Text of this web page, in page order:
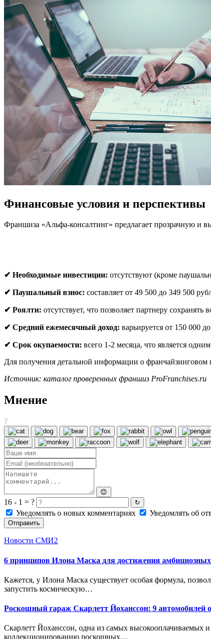
Финансовые условия и перспективы
Франшиза «Альфа-консалтинг» предлагает прозрачную и
✔ Необходимые инвестиции: отсутствуют (кроме
✔ Паушальный взнос: составляет от 49 500 до 349 500
✔ Роялти: отсутствует, что позволяет партнеру
✔ Средний ежемесячный доход: варьируется от 150 000
✔ Срок окупаемости: всего 1-2 месяца, что является
Для получения детальной информации о франчайзинговом
Источник: каталог проверенных франшиз ProFranchises.ru
Мнение
?
😊
16 - 1 = ? ↻
Уведомлять о новых комментариях Уведомлять об
Отправить
Новости СМИ2
6 принципов Илона Маска для достижения
Кажется, у Илона Маска существует особая формула,
запустить космическую…
Роскошный гараж Скарлетт Йоханссон: 9 автомобилей
Скарлетт Йоханссон, одна из самых высокооплачиваемых
коллекционированию роскошных…